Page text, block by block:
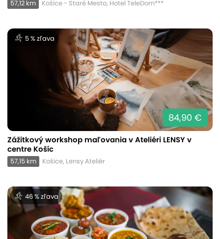
57,12 km Košice - Staré Mesto, Hotel TeleDom***
5 % zľava
84,90 €
Zážitkový workshop maľovania v Ateliéri LENSY v
centre Košíc
57,15 km Košice, Lensy Ateliér
46 % zľava